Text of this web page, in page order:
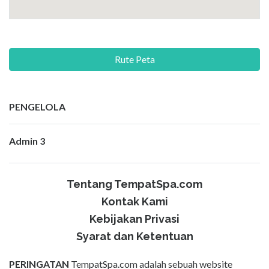
Rute Peta
PENGELOLA
Admin 3
Tentang TempatSpa.com
Kontak Kami
Kebijakan Privasi
Syarat dan Ketentuan
PERINGATAN TempatSpa.com adalah sebuah website